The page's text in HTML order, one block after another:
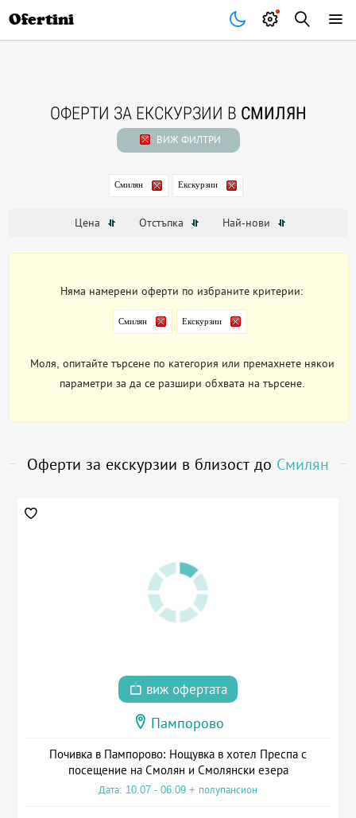
Ofertini
ОФЕРТИ ЗА ЕКСКУРЗИИ В СМИЛЯН
ВИЖ ФИЛТРИ
Смилян Екскурзии
Цена Отстъпка Най-нови
Няма намерени оферти по избраните критерии:
Смилян Екскурзии
Моля, опитайте търсене по категория или премахнете някои
параметри за да се разшири обхвата на търсене.
Оферти за екскурзии в близост до Смилян
виж офертата
Пампорово
Почивка в Пампорово: Нощувка в хотел Преспа с
посещение на Смолян и Смолянски езера
Дата: 10.07 - 06.09 + полупансион